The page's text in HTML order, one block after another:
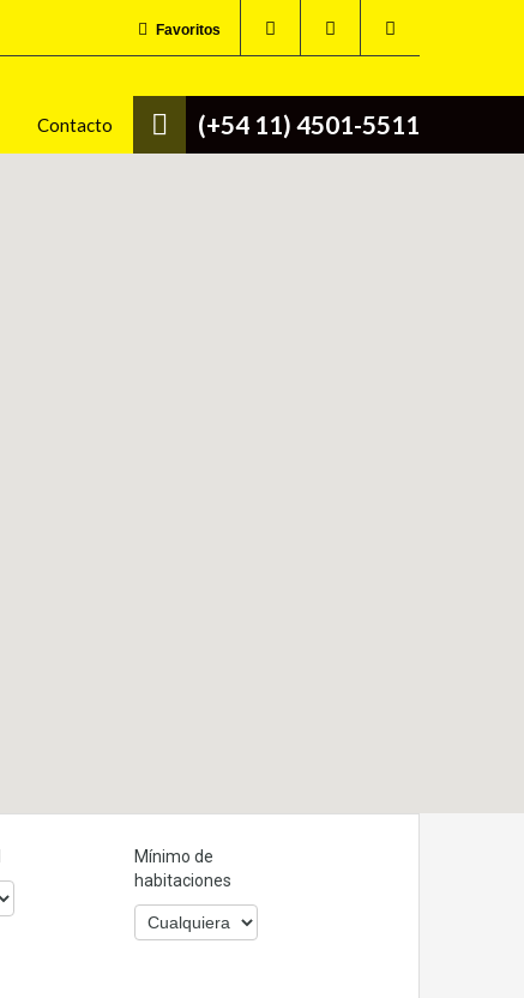
Favoritos
(+54 11) 4501-5511
Contacto
Mínimo de
habitaciones